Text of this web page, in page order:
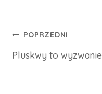
Nawigacja
wpisu
POPRZEDNI
Pluskwy to wyzwanie